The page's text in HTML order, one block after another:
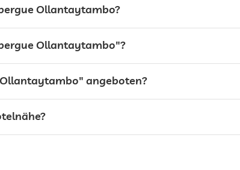
24h Empfang
Ollantaytambo?
Ollantaytambo"?
angeboten?